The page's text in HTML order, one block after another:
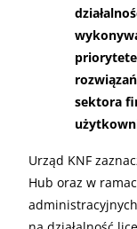
sektora
Urząd KNF
Hub oraz w